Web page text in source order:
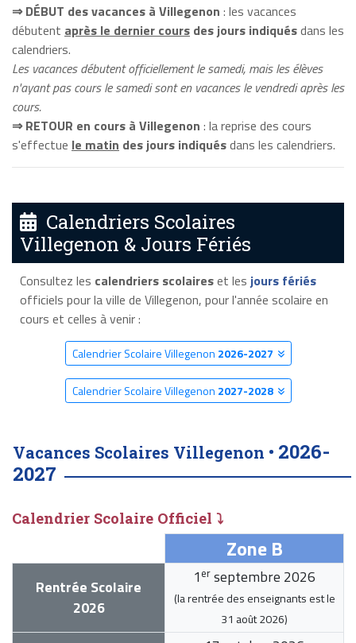
⇒ DÉBUT des vacances à Villegenon : les vacances
débutent après le dernier cours des jours indiquésdans les
calendriers.
Les vacances débutent officiellement le samedi, mais les élèves
n'ayant pas cours le samedi sont en vacances le vendredi après les
cours.
⇒ RETOUR en cours à Villegenon : la reprise des cours
s'effectue le matin des jours indiquésdans les calendriers.
Calendriers Scolaires
Villegenon & Jours Fériés
Consultez les calendriers scolaireset les jours fériés
officiels pour la ville de Villegenon, pour l'année scolaire en
cours et celles à venir :
Calendrier Scolaire Villegenon 2026-2027
Calendrier Scolaire Villegenon 2027-2028
Vacances Scolaires Villegenon • 2026-
2027
Calendrier Scolaire Officiel ⤵
Zone B
Rentrée Scolaire
2026
1 er septembre 2026
(la rentrée des enseignants est le
31 août 2026)